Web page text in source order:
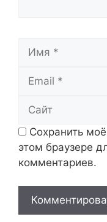
Сохранить
этом браузере
комментариев.